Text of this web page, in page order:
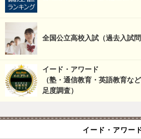
全国公立高校入試（過去入試問
イード・アワード
（塾・通信教育・英語教育な
足度調査）
イード・アワー